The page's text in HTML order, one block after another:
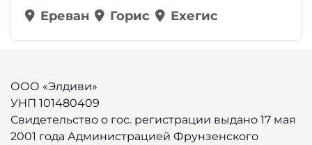
Ереван Горис Ехегис
ООО «Элдиви»
УНП 101480409
Свидетельство о гос. регистрации выдано 17 мая
2001 года Администрацией Фрунзенского